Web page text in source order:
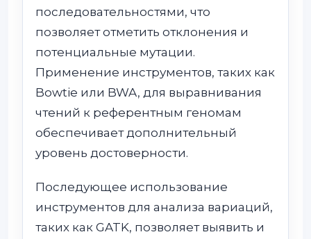
последовательностями, что
позволяет отметить отклонения и
потенциальные мутации.
Применение инструментов, таких как
Bowtie или BWA, для выравнивания
чтений к референтным геномам
обеспечивает дополнительный
уровень достоверности.
Последующее использование
инструментов для анализа вариаций,
таких как GATK, позволяет выявить и